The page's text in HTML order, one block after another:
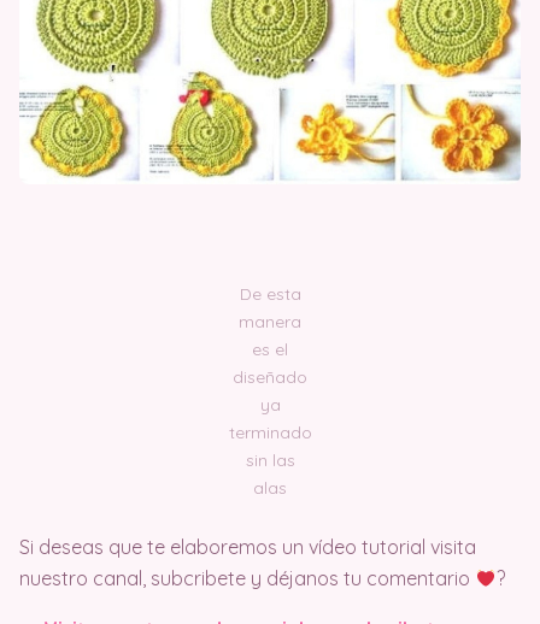
De esta
manera
es el
diseñado
ya
terminado
sin las
alas
Si deseas que te elaboremos un vídeo tutorial visita
nuestro canal, subcribete y déjanos tu comentario
?